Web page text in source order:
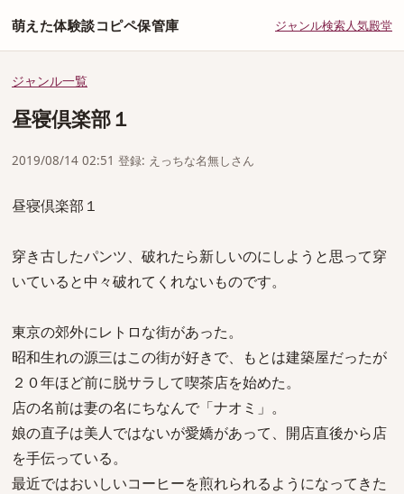
萌えた体験談コピペ保管庫 ジャンル検索人気殿堂
ジャンル一覧
昼寝倶楽部１
2019/08/14 02:51 登録: えっちな名無しさん
昼寝倶楽部１
穿き古したパンツ、破れたら新しいのにしようと思って穿
いていると中々破れてくれないものです。
東京の郊外にレトロな街があった。
昭和生れの源三はこの街が好きで、もとは建築屋だったが
２０年ほど前に脱サラして喫茶店を始めた。
店の名前は妻の名にちなんで「ナオミ」。
娘の直子は美人ではないが愛嬌があって、開店直後から店
を手伝っている。
最近ではおいしいコーヒーを煎れられるようになってきた